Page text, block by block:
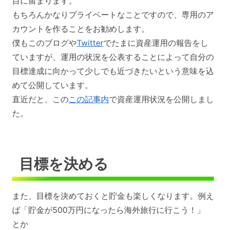
もちろんかなりプライベートなことですので、専用のア
カウントを作ることをお勧めします。
僕もこのブログやTwitterでたまに資産運用の報告をし
ていますが、運用の状況を公表することによって自分の
目標達成に向かって少しでも近づきたいという意味を込
めて公開しています。
直近だと、このこの記事内で資産運用状況を公開しまし
た。
目標を決める
また、目標を決めておくと貯金も楽しくなります。例え
ば「貯金が500万円になったら海外旅行に行こう！」
とか